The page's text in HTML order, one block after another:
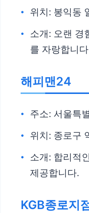
위치: 봉익동
소개: 오랜 경
를 자랑합니
해피맨24
주소: 서울특
위치: 종로구
소개: 합리적
제공합니다.
KGB종로지점